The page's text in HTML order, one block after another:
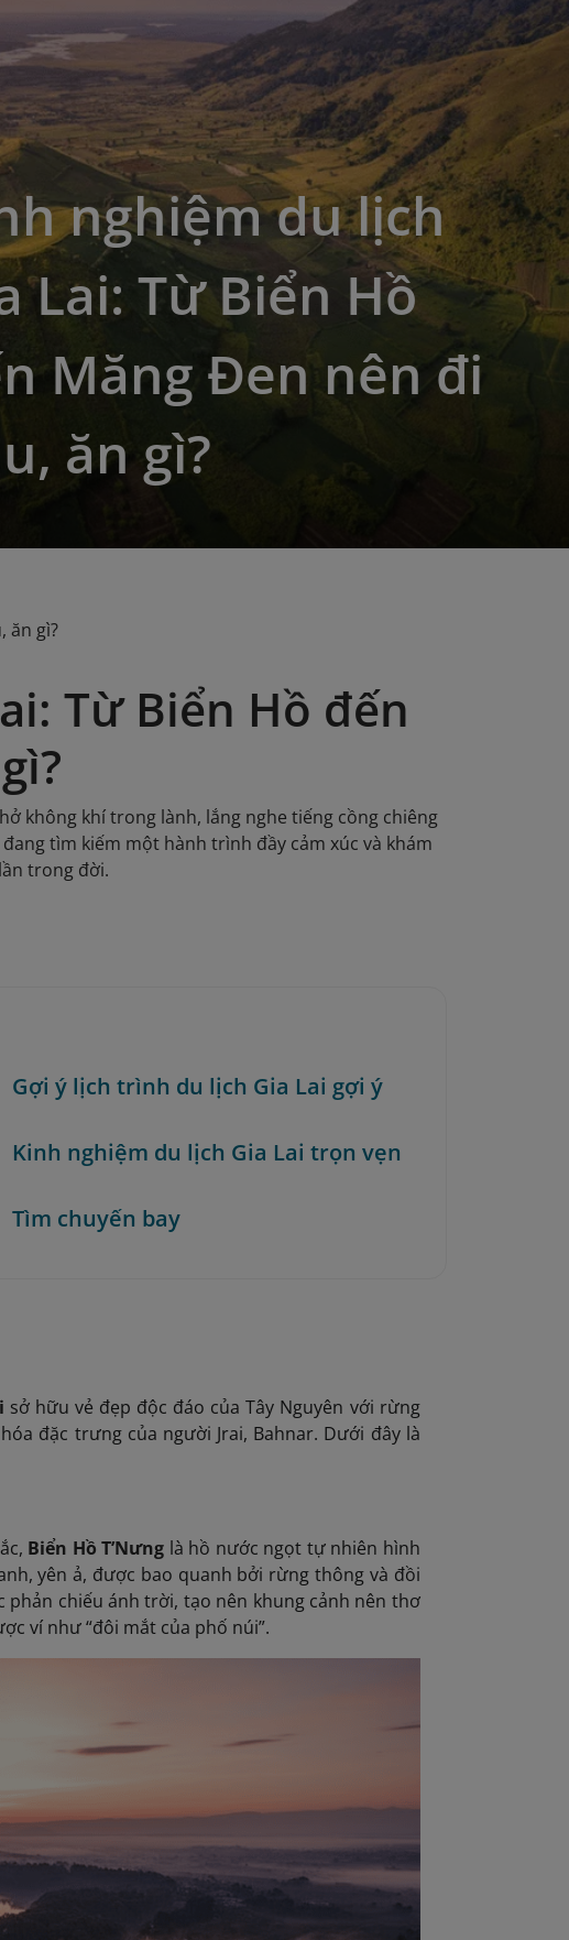
nghiệm du lịch
Lai: Từ Biển Hồ
Măng Đen nên đi
ăn gì?
ăn gì?
Từ Biển Hồ đến
không khí trong lành, lắng nghe tiếng cồng chiêng
tìm kiếm một hành trình đầy cảm xúc và khám
trong đời.
Gợi ý lịch trình du lịch Gia Lai gợi ý
Kinh nghiệm du lịch Gia Lai trọn vẹn
Tìm chuyến bay
sở hữu vẻ đẹp độc đáo của Tây Nguyên với rừng
đặc trưng của người Jrai, Bahnar. Dưới đây là
Biển Hồ T’Nưng là hồ nước ngọt tự nhiên hình
yên ả, được bao quanh bởi rừng thông và đồi
chiếu ánh trời, tạo nên khung cảnh nên thơ
ví như “đôi mắt của phố núi”.